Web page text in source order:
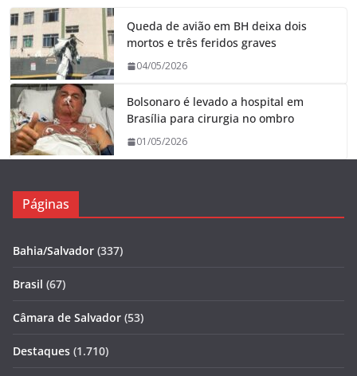
Queda de avião em BH deixa dois
mortos e três feridos graves
04/05/2026
Bolsonaro é levado a hospital em
Brasília para cirurgia no ombro
01/05/2026
Páginas
Bahia/Salvador (337)
Brasil (67)
Câmara de Salvador (53)
Destaques (1.710)